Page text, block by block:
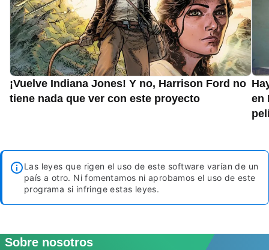
¡Vuelve Indiana Jones! Y no, Harrison Ford no
tiene nada que ver con este proyecto
en
Las leyes que rigen el uso de este software varían de un
país a otro. Ni fomentamos ni aprobamos el uso de este
programa si infringe estas leyes.
Sobre nosotros